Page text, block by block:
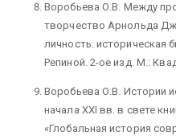
Воробьева О.В. Между
творчество Арнольда
личность: историческая
Репиной. 2-ое изд. М.:
Воробьева О.В. Истории
начала XXI вв. в свете
«Глобальная история